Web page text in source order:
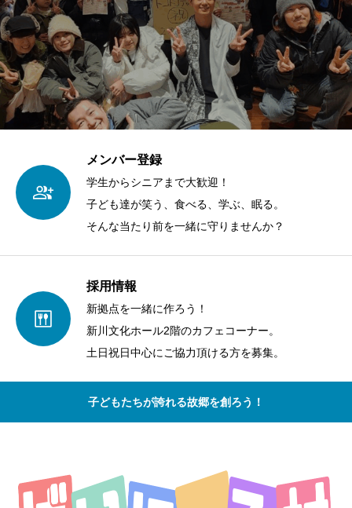
メンバー登録
学生からシニアまで大歓迎！
子ども達が笑う、食べる、学ぶ、眠る。
そんな当たり前を一緒に守りませんか？
採用情報
新拠点を一緒に作ろう！
新川文化ホール2階のカフェコーナー。
土日祝日中心にご協力頂ける方を募集。
子どもたちが誇れる故郷を創ろう！